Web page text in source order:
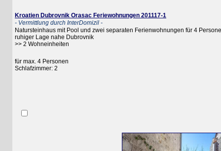
Kroatien Dubrovnik Orasac Feriewohnungen 201117-1
- Vermittlung durch InterDomizil -
Natursteinhaus mit Pool und zwei separaten Ferienwohnungen für 4 Personen
ruhiger Lage nahe Dubrovnik
>> 2 Wohneinheiten
für max. 4 Personen
Schlafzimmer: 2